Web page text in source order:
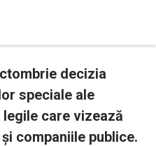
decizia
speciale ale
care vizează
companiile publice.